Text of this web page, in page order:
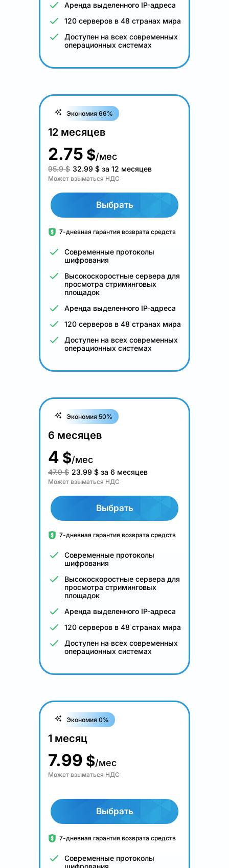
Аренда выделенного IP-адреса
120 серверов в 48 странах мира
Доступен на всех современных
операционных системах
Экономия 66%
12 месяцев
2.75 $/мес
95.9 $ 32.99 $ за 12 месяцев
Может взыматься НДС
Выбрать
7-дневная гарантия возврата средств
Современные протоколы
шифрования
Высокоскоростные сервера для
просмотра стриминговых
площадок
Аренда выделенного IP-адреса
120 серверов в 48 странах мира
Доступен на всех современных
операционных системах
Экономия 50%
6 месяцев
4 $/мес
47.9 $ 23.99 $ за 6 месяцев
Может взыматься НДС
Выбрать
7-дневная гарантия возврата средств
Современные протоколы
шифрования
Высокоскоростные сервера для
просмотра стриминговых
площадок
Аренда выделенного IP-адреса
120 серверов в 48 странах мира
Доступен на всех современных
операционных системах
Экономия 0%
1 месяц
7.99 $/мес
Может взыматься НДС
Выбрать
7-дневная гарантия возврата средств
Современные протоколы